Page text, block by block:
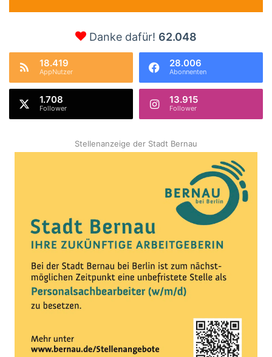
Danke dafür! 62.048
18.419
AppNutzer
28.006
Abonnenten
1.708
Follower
13.915
Follower
Stellenanzeige der Stadt Bernau